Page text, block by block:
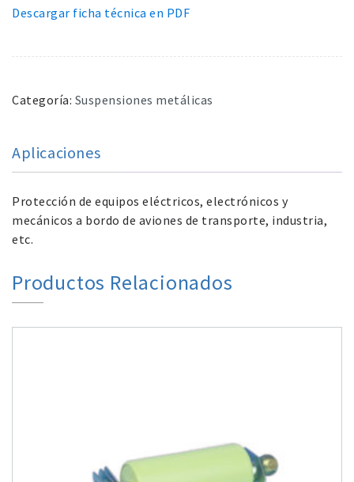
Descargar ficha técnica en PDF
Categoría: Suspensiones metálicas
Aplicaciones
Protección de equipos eléctricos, electrónicos y
mecánicos a bordo de aviones de transporte, industria,
etc.
Productos Relacionados